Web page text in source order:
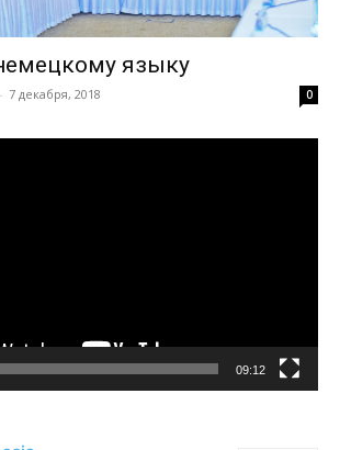
языку
- 7 декабря, 2018 0
09:12